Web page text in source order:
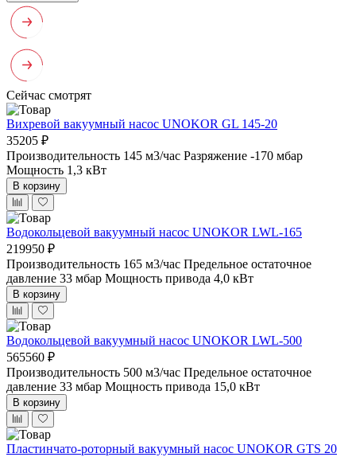
Сейчас смотрят
Вихревой вакуумный насос UNOKOR GL 145-20
35205 ₽
Производительность 145 м3/час Разряжение -170 мбар
Мощность 1,3 кВт
В корзину
Водокольцевой вакуумный насос UNOKOR LWL-165
219950 ₽
Производительность 165 м3/час Предельное остаточное
давление 33 мбар Мощность привода 4,0 кВт
В корзину
Водокольцевой вакуумный насос UNOKOR LWL-500
565560 ₽
Производительность 500 м3/час Предельное остаточное
давление 33 мбар Мощность привода 15,0 кВт
В корзину
Пластинчато-роторный вакуумный насос UNOKOR GTS 20